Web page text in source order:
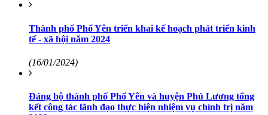
Thành phố Phổ Yên triển khai kế hoạch phát triển kinh
tế - xã hội năm 2024
(16/01/2024)
Đảng bộ thành phố Phổ Yên và huyện Phú Lương tổng
kết công tác lãnh đạo thực hiện nhiệm vụ chính trị năm